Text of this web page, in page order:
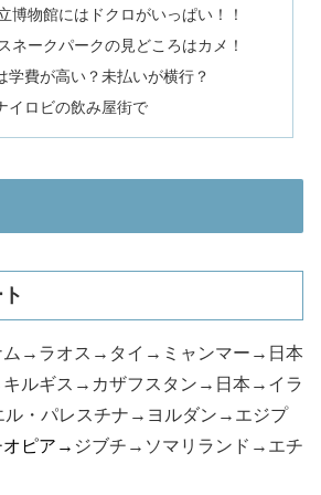
博物館にはドクロがいっぱい！！
ネークパークの見どころはカメ！
学費が高い？未払いが横行？
イロビの飲み屋街で
→ラオス→タイ→ミャンマー→日本
ルギス→カザフスタン→日本→イラ
・パレスチナ→ヨルダン→エジプ
オピア→ ジブチ→ソマリランド→エチ